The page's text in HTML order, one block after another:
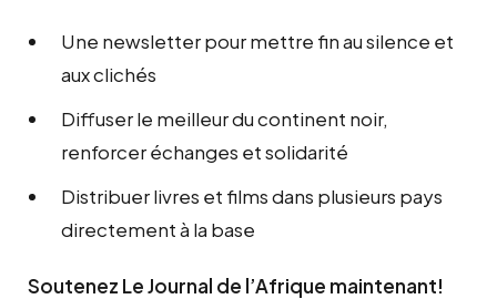
Une newsletter pour mettre fin au silence et
aux clichés
Diffuser le meilleur du continent noir,
renforcer échanges et solidarité
Distribuer livres et films dans plusieurs pays
directement à la base
Soutenez Le Journal de l’Afrique maintenant!